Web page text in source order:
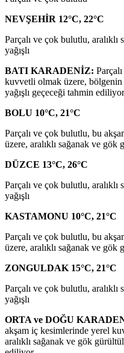
NEVŞEHİR 12°C, 22°C
Parçalı ve çok bulutlu,
yağışlı
BATI KARADENİZ:
kuvvetli olmak üzere,
yağışlı geçeceği tahmin
BOLU 10°C, 21°C
Parçalı ve çok bulutlu, bu
üzere, aralıklı sağanak ve gök
DÜZCE 13°C, 26°C
Parçalı ve çok bulutlu,
yağışlı
KASTAMONU 10°C, 21°C
Parçalı ve çok bulutlu, bu
üzere, aralıklı sağanak ve gök
ZONGULDAK 15°C, 21°C
Parçalı ve çok bulutlu,
yağışlı
ORTA ve DOĞU
akşam iç kesimlerinde yerel
aralıklı sağanak ve gök